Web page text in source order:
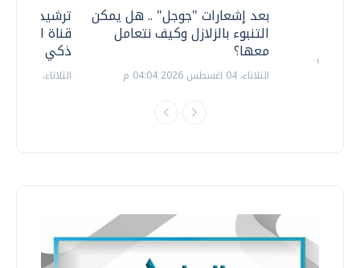
ترشيدا
قناة
ذكي
الثلاثاء، 14 يوليو 2026 06:11 م
بعد إشعارات "جوجل" .. هل يمكن
التنبوء بالزلازل وكيف نتعامل
معها؟
الثلاثاء، 04 اغسطس 2026 04:04 م